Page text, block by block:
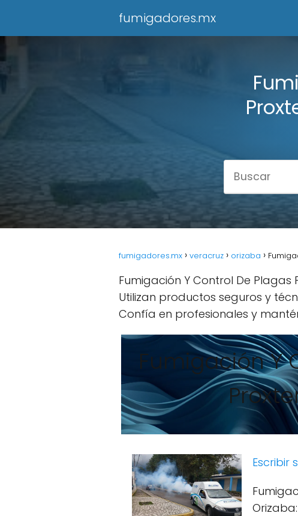
fumigadores.mx
fumigadores.mx veracruz orizaba
Fumigación Y Control De
Utilizan productos seguros y
Confía en profesionales y
Fumigación Y
Escribir
Orizaba: